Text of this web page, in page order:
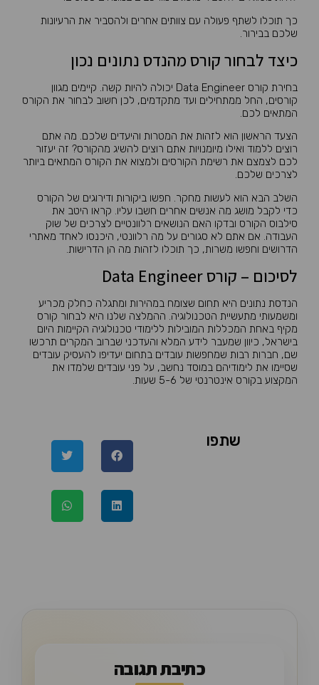
כך תוכלו לשתף פעולה עם צוותים אחרים ולהסביר את הרעיונות
שלכם בבירור.
כיצד לבחור קורס מהנדס נתונים נכון
בחירת קורס Data Engineer יכולה להיות קשה. קיימים מגוון
קורסים, החל ממתחילים ועד מתקדמים, לכן חשוב לבחור את הקורס
המתאים לכם.
הצעד הראשון הוא לזהות את המטרות והיעדים שלכם. מה אתם
רוצים ללמוד ואילו מיומנויות אתם רוצים להשיג מהקורס? זה יעזור
לכם לצמצם את רשימת הקורסים ולמצוא את הקורס המתאים ביותר
לצרכים שלכם.
השלב הבא הוא לעשות מחקר. חפשו ביקורות ודירוגים של הקורס
כדי לקבל מושג מה אנשים אחרים חשבו עליו. קראו היטב את
סילבוס הקורס ובדקו האם הנושאים רלוונטיים לצרכים של שוק
העבודה. אם אתם לא סגורים על מה רלוונטי, היכנסו לאחד מאתרי
הדרושים וחפשו משרות, כך תוכלו לזהות מה הן הדרישות.
לסיכום – קורס Data Engineer
הנדסת נתונים היא תחום שצומח במהירות ומתגלה כחלק מכריע
ומשמעותי מתעשיית הטכנולוגיה. ההמלצה שלנו היא לבחור קורס
מקיף באחת המכללות המובילות ללימודי טכנולוגיה הקיימות היום
בישראל, כיוון שמעבר לידע המלא והעדכני שברוב המקרים תרכשו
שם, חברות רבות שמחפשות עובדים בתחום יעדיפו להעסיק עובדים
שסיימו את לימודיהם במוסד נחשב, על פני עובדים שלמדו את
המקצוע בקורס אינטרנטי של 5-6 שעות.
שתפו
כתיבת תגובה